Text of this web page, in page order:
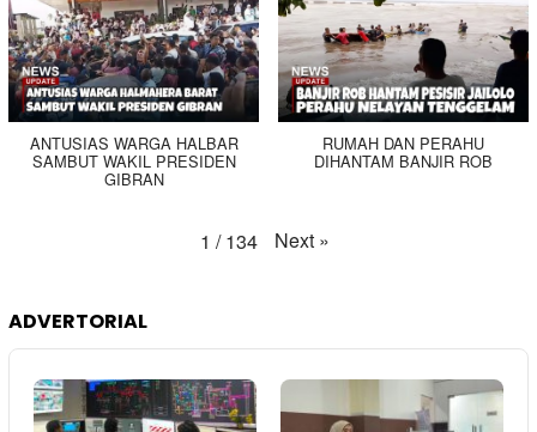
ANTUSIAS WARGA HALBAR
SAMBUT WAKIL PRESIDEN
GIBRAN
RUMAH DAN PERAHU
DIHANTAM BANJIR ROB
1 / 134 Next »
ADVERTORIAL